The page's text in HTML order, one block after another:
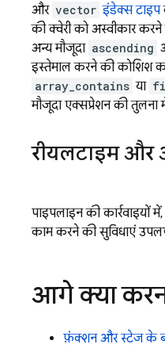
और vector इंडेक्स टाइप
की क्वेरी को अस्वीकार
अन्य मौजूदा ascending
इस्तेमाल करने की कोशिश
array_contains या
मौजूदा एक्सप्रेशन की तुलना
रीयलटाइम और
पाइपलाइन की
काम करने की सुविधाएं
आगे क्या
फ़ंक्शन और स्टेज के